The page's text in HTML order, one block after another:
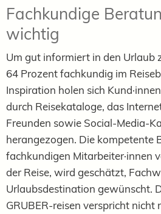
Fachkundige
wichtig
Um gut informiert in den Urlaub
64 Prozent fachkundig im
Inspiration holen sich Kund·innen
durch Reisekataloge, das
Freunden sowie Social-Media-
herangezogen. Die kompetente
fachkundigen Mitarbeiter·innen
der Reise, wird geschätzt,
Urlaubsdestination gewünscht.
GRUBER-reisen verspricht nicht